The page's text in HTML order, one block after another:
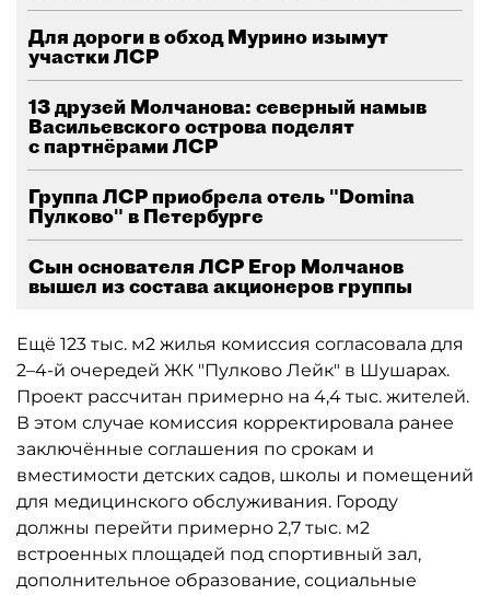
Для дороги в обход Мурино изымут
участки ЛСР
13 друзей Молчанова: северный намыв
Васильевского острова поделят
с партнёрами ЛСР
Группа ЛСР приобрела отель "Domina
Пулково" в Петербурге
Сын основателя ЛСР Егор Молчанов
вышел из состава акционеров группы
Ещё 123 тыс. м2 жилья комиссия согласовала для
2–4-й очередей ЖК "Пулково Лейк" в Шушарах.
Проект рассчитан примерно на 4,4 тыс. жителей.
В этом случае комиссия корректировала ранее
заключённые соглашения по срокам и
вместимости детских садов, школы и помещений
для медицинского обслуживания. Городу
должны перейти примерно 2,7 тыс. м2
встроенных площадей под спортивный зал,
дополнительное образование, социальные